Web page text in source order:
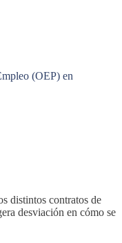
(OEP) en
distintos contratos de
desviación en cómo se